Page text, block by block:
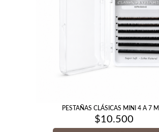
PESTAÑAS CLÁSICAS MINI 4 A 7
$10.500